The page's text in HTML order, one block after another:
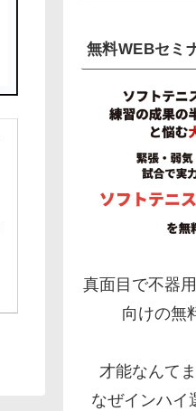
無料WEBセミ
真面目で不器
向けの無
才能なんて
なぜインハイ